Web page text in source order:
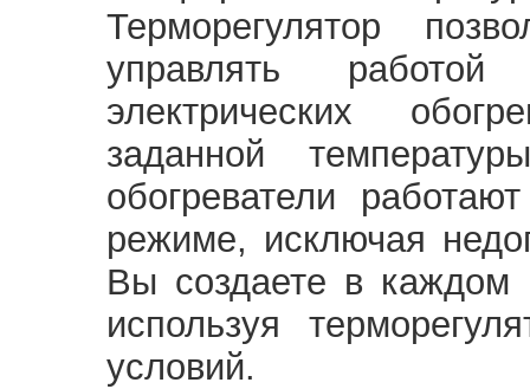
Терморегулятор
управлять работой
электрических
заданной
обогреватели
режиме, исключая
Вы создаете в каждом
используя
условий.